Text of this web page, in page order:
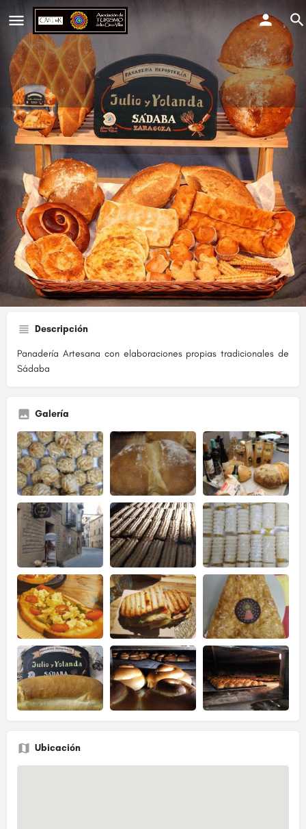
Panaderia Reposteria JULIO y
YOLANDA
Llama ahora
Perfil Eventos 0
Direcciones Llama ahora Comparte
Descripción
Panadería Artesana con elaboraciones propias tradicionales de
Sádaba
Galería
Ubicación